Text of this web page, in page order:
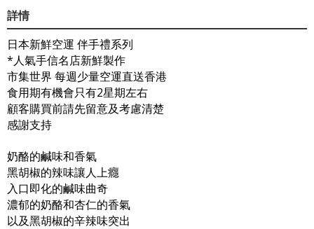
詳情
日本新鮮空運 伴手禮系列
*人氣手信名店新鮮製作
市集世界 每週少量空運直送香港
食用期有機會只有2星期左右
顧客購買前請先留意及考慮清楚
感謝支持
奶酪的鹹味和香氣
黑胡椒的辣味讓人上癮
入口即化的鹹味曲奇
濃郁的奶酪和杏仁的香氣
以及黑胡椒的辛辣味突出